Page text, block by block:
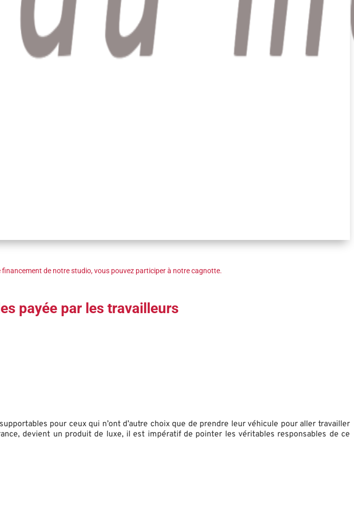
de notre studio, vous pouvez participer à notre cagnotte.
payée par les travailleurs
pour ceux qui n’ont d’autre choix que de prendre leur véhicule pour aller travailler
devient un produit de luxe, il est impératif de pointer les véritables responsables de ce